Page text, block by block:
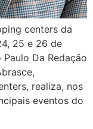
centers da
25 e 26 de
Da Redação
realiza, nos
eventos do